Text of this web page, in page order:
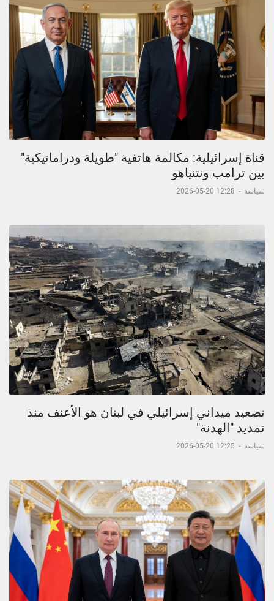
قناة إسرائيلية: مكالمة هاتفية "طويلة ودراماتيكية"
بين ترامب ونتنياهو
سياسة -
12:28 20-05-2026
تصعيد ميداني إسرائيلي في لبنان هو الأعنف منذ
تمديد "الهدنة"
سياسة -
12:25 20-05-2026